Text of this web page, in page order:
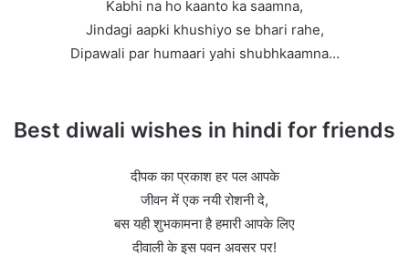
Kabhi na ho kaanto ka saamna,
Jindagi aapki khushiyo se bhari rahe,
Dipawali par humaari yahi shubhkaamna…
Best diwali wishes in hindi for friends
दीपक का प्रकाश हर पल आपके
जीवन में एक नयी रोशनी दे,
बस यही शुभकामना है हमारी आपके लिए
दीवाली के इस पवन अवसर पर!